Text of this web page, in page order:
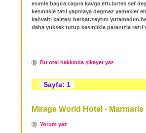
esımle bagıra cagıra kavga ettı.bırtek sef
kesınlıkle tatıl yapmaya degmez yemekler
kahvaltı kalıtesı berbat.zeytını
daha yuksek tutup kesınlıkle paranızla rezıl
Bu otel hakkında şikayet yaz
Sayfa: 1
Mirage World Hotel‎ - Marmaris
Yorum yaz